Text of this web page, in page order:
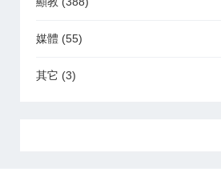
媒體 (55)
其它 (3)